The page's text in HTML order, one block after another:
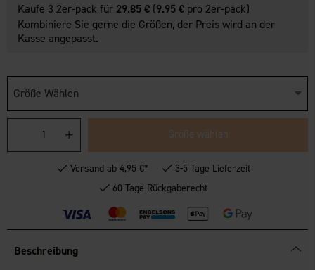
Kaufe 3 2er-pack für 29.85 € (9.95 € pro 2er-pack)
Kombiniere Sie gerne die Größen, der Preis wird an der
Kasse angepasst.
Größe Wählen
Größe wählen
Versand ab 4,95 €*
3-5 Tage Lieferzeit
60 Tage Rückgaberecht
Beschreibung